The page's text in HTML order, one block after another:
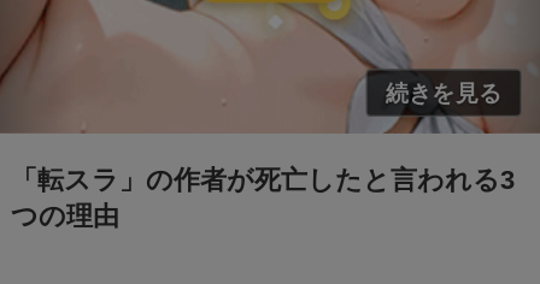
「転スラ」の作者が死亡したと言われる3
つの理由